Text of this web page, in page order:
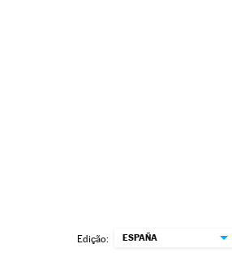
Edição: ESPAÑA